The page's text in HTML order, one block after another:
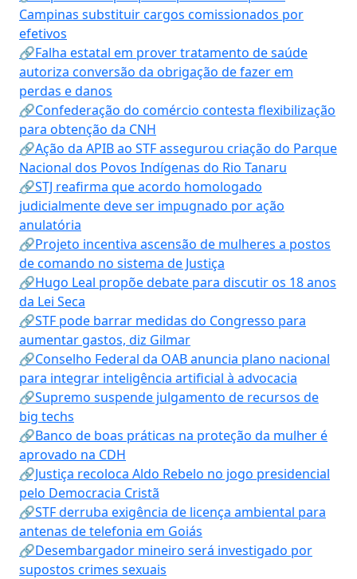
Campinas substituir cargos comissionados por
efetivos
🔗Falha estatal em prover tratamento de saúde
autoriza conversão da obrigação de fazer em
perdas e danos
🔗Confederação do comércio contesta flexibilização
para obtenção da CNH
🔗Ação da APIB ao STF assegurou criação do Parque
Nacional dos Povos Indígenas do Rio Tanaru
🔗STJ reafirma que acordo homologado
judicialmente deve ser impugnado por ação
anulatória
🔗Projeto incentiva ascensão de mulheres a postos
de comando no sistema de Justiça
🔗Hugo Leal propõe debate para discutir os 18 anos
da Lei Seca
🔗STF pode barrar medidas do Congresso para
aumentar gastos, diz Gilmar
🔗Conselho Federal da OAB anuncia plano nacional
para integrar inteligência artificial à advocacia
🔗Supremo suspende julgamento de recursos de
big techs
🔗Banco de boas práticas na proteção da mulher é
aprovado na CDH
🔗Justiça recoloca Aldo Rebelo no jogo presidencial
pelo Democracia Cristã
🔗STF derruba exigência de licença ambiental para
antenas de telefonia em Goiás
🔗Desembargador mineiro será investigado por
supostos crimes sexuais